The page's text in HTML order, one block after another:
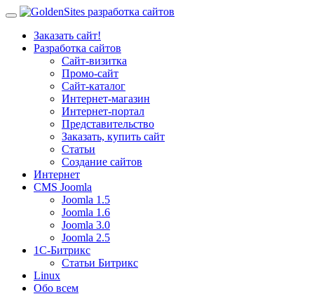
Заказать сайт!
Разработка сайтов
Сайт-визитка
Промо-сайт
Сайт-каталог
Интернет-магазин
Интернет-портал
Представительство
Заказать, купить сайт
Статьи
Создание сайтов
Интернет
CMS Joomla
Joomla 1.5
Joomla 1.6
Joomla 3.0
Joomla 2.5
1С-Битрикс
Статьи Битрикс
Linux
Обо всем